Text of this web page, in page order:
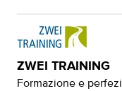
ZWEI TRAINING
Formazione e